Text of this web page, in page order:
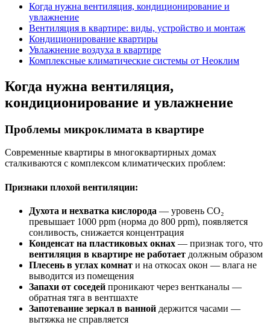
Когда нужна вентиляция, кондиционирование и
увлажнение
Вентиляция в квартире: виды, устройство и монтаж
Кондиционирование квартиры
Увлажнение воздуха в квартире
Комплексные климатические системы от Неоклим
Когда нужна вентиляция,
кондиционирование и увлажнение
Проблемы микроклимата в квартире
Современные квартиры в многоквартирных домах
сталкиваются с комплексом климатических проблем:
Признаки плохой вентиляции:
Духота и нехватка кислорода — уровень CO₂
превышает 1000 ppm (норма до 800 ppm), появляется
сонливость, снижается концентрация
Конденсат на пластиковых окнах — признак того, что
вентиляция в квартире не работает должным образом
Плесень в углах комнат и на откосах окон — влага не
выводится из помещения
Запахи от соседей проникают через вентканалы —
обратная тяга в вентшахте
Запотевание зеркал в ванной держится часами —
вытяжка не справляется